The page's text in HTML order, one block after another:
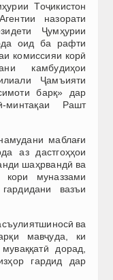
Тоҷикистон
назорати
Ҷумҳурии
оид ба рафти
комиссияи корӣ
камбудиҳои
Ҷамъияти
барқ» дар
минтақаи Рашт
маблағи
аз дастгоҳҳои
шаҳрвандӣ ва
муназзами
вазъи
ва
мавҷуда, ки
дорад,
гардид дар